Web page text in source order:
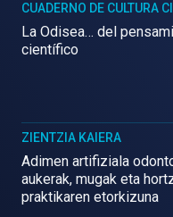
CUADERNO DE CULTURA
La Odisea… del
científico
ZIENTZIA KAIERA
Adimen artifiziala
aukerak, mugak eta
praktikaren etorkizuna